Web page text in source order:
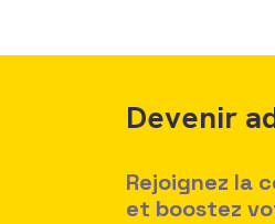
Devenir
Rejoignez la
et boostez